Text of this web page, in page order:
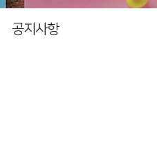
공지사항